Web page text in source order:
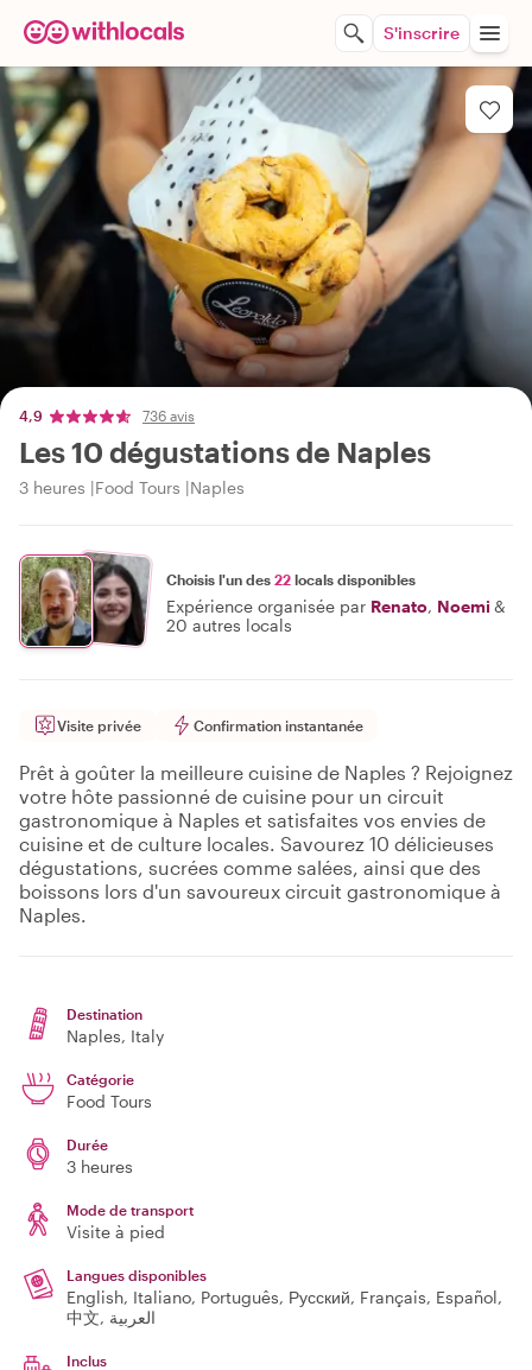
S'inscrire
4,9 736 avis
Les 10 dégustations de Naples
3 heures Food Tours Naples
Choisis l'un des 22 locals disponibles
Expérience organisée par Renato, Noemi &
20 autres locals
Visite privée Confirmation instantanée
Prêt à goûter la meilleure cuisine de Naples ? Rejoignez
votre hôte passionné de cuisine pour un circuit
gastronomique à Naples et satisfaites vos envies de
cuisine et de culture locales. Savourez 10 délicieuses
dégustations, sucrées comme salées, ainsi que des
boissons lors d'un savoureux circuit gastronomique à
Naples.
Destination
Naples, Italy
Catégorie
Food Tours
Durée
3 heures
Mode de transport
Visite à pied
Langues disponibles
English, Italiano, Português, Русский, Français, Español,
中文, العربية
Inclus